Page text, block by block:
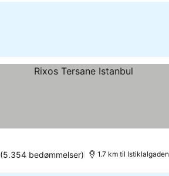
(5.354 bedømmelser) 1.7 km til Istiklalgaden